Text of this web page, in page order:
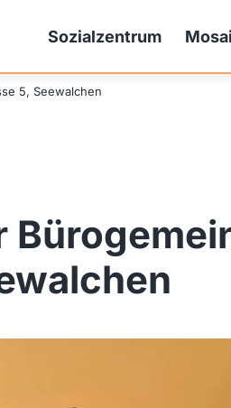
Sozialzentrum
5, Seewalchen